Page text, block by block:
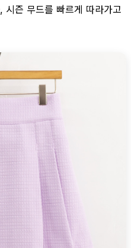
시즌 무드를 빠르게 따라가고